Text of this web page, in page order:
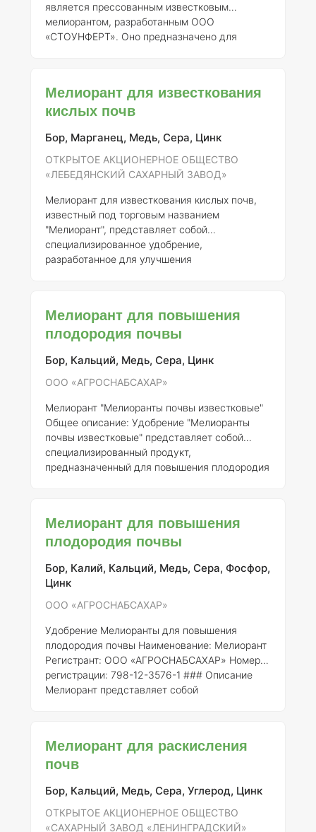
является прессованным известковым
мелиорантом, разработанным ООО
«СТОУНФЕРТ». Оно предназначено для
в агрономической практике на
сельскохозяйственных и садоводческих
элементов"Мелиомин Са" содержит
следующие элементы: - Кальций (Ca) – 32% (в
виде оксида кальция) - Магний (Mg) – 2% (в
Мелиорант для известкования
кислых почв
Бор, Марганец, Медь, Сера, Цинк
ОТКРЫТОЕ АКЦИОНЕРНОЕ ОБЩЕСТВО
«ЛЕБЕДЯНСКИЙ САХАРНЫЙ ЗАВОД»
Мелиорант для известкования кислых почв,
известный под торговым названием
"Мелиорант", представляет собой
специализированное удобрение,
разработанное для улучшения
сахарный завод», что подтверждает его
легальность и соблюдение необходимых
Мелиорант содержит в своем составе
карбонат кальция (известь), который является
нейтрализации кислотности почвы. Основные
элементы
Мелиорант для повышения
плодородия почвы
Бор, Кальций, Медь, Сера, Цинк
ООО «АГРОСНАБСАХАР»
Мелиорант "Мелиоранты почвы известковые"
Общее описание: Удобрение "Мелиоранты
почвы известковые" представляет собой
специализированный продукт,
предназначенный для повышения плодородия
зарегистрировано под номером 798-12-3576-
1.Состав элементов:Состав "Мелиоранта"
микроэлементы, которые играют ключевую
роль в улучшении структуры почвы и
повышении её питательной ценности.
Мелиорант для повышения
плодородия почвы
Бор, Калий, Кальций, Медь, Сера, Фосфор,
Цинк
ООО «АГРОСНАБСАХАР»
Удобрение Мелиоранты для повышения
плодородия почвы Наименование: Мелиорант
Регистрант: ООО «АГРОСНАБСАХАР» Номер
регистрации: 798-12-3576-1 ### Описание
Мелиорант представляет собой
свойств и создания оптимальных условий для
роста сельскохозяйственных культур. Это
элементов, необходимых для полноценного
питания растений и улучшения структуры
почвы. ### Состав элементов Сост
Мелиорант для раскисления
почв
Бор, Кальций, Медь, Сера, Углерод, Цинк
ОТКРЫТОЕ АКЦИОНЕРНОЕ ОБЩЕСТВО
«САХАРНЫЙ ЗАВОД «ЛЕНИНГРАДСКИЙ»